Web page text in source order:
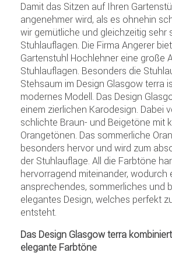
Damit das Sitzen auf Ihren
angenehmer wird, als es ohnehin
wir gemütliche und gleichzeitig sehr
Stuhlauflagen. Die Firma Angerer
Gartenstuhl Hochlehner eine große
Stuhlauflagen. Besonders die
Stehsaum im Design Glasgow terra
modernes Modell. Das Design
einem zierlichen Karodesign. Dabei
schlichte Braun- und Beigetöne mit
Orangetönen. Das sommerliche
besonders hervor und wird zum
der Stuhlauflage. All die Farbtöne
hervorragend miteinander, wodurch
ansprechendes, sommerliches und
elegantes Design, welches perfekt
entsteht.
Das Design Glasgow terra
elegante Farbtöne